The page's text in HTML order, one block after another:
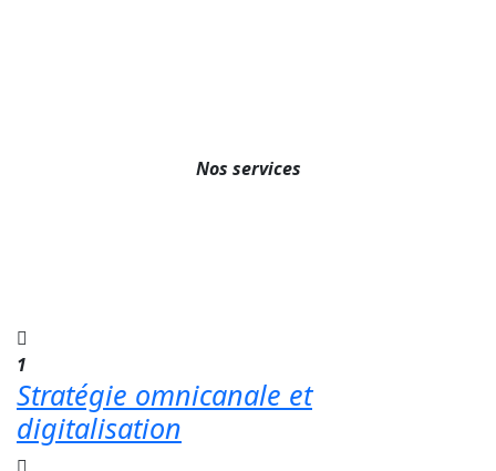
Nos services
1
Stratégie omnicanale et
digitalisation